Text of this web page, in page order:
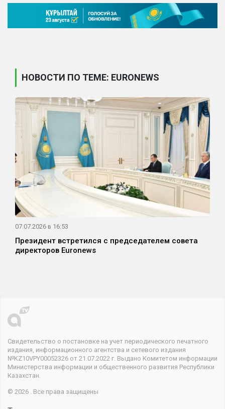
НОВОСТИ ПО ТЕМЕ: EURONEWS
07.07.2026 в 16:53
Президент встретился с председателем совета
директоров Euronews
Свидетельство о постановке на учет периодического печатного
издания, информационного агентства и сетевого издания
№KZ10VPY00052326 от 21.07.2022 г. Выдано Комитетом информации
Министерства информации и общественного развития Республики
Казахстан.
© 2026 . Все права защищены